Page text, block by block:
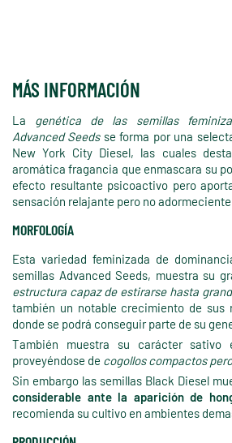
MÁS INFORMACIÓN
La genética de las semillas
Advanced Seedsse forma por una
New York City Diesel, las cuales
aromática fragancia que enmascara su
efecto resultante psicoactivo pero
sensación relajante pero no
MORFOLOGÍA
Esta variedad feminizada de
semillas Advanced Seeds, muestra su
estructura capaz de estirarse hasta
también un notable crecimiento de sus
donde se podrá conseguir parte de su
También muestra su carácter sativo
proveyéndose de cogollos compactos
Sin embargo las semillas Black Diesel
considerable ante la aparición de
recomienda su cultivo en ambientes